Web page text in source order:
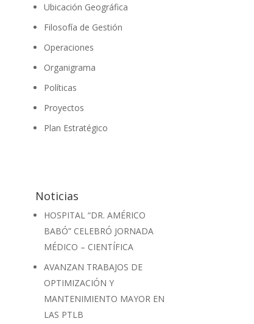
Ubicación Geográfica
Filosofía de Gestión
Operaciones
Organigrama
Políticas
Proyectos
Plan Estratégico
Noticias
HOSPITAL “DR. AMÉRICO
BABÓ” CELEBRÓ JORNADA
MÉDICO – CIENTÍFICA
AVANZAN TRABAJOS DE
OPTIMIZACIÓN Y
MANTENIMIENTO MAYOR EN
LAS PTLB